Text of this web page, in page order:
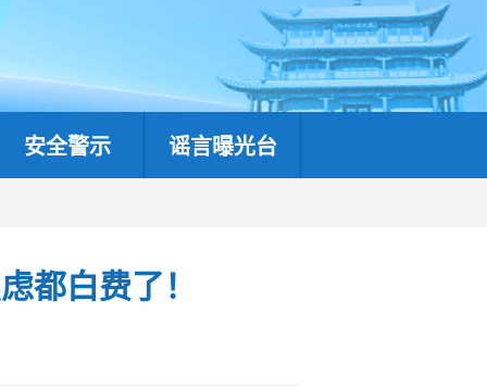
安全警示 谣言曝光台
都白费了！